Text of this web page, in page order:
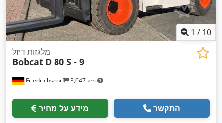
1 / 10
Friedrichsdorf 3,047 km
מלגזות דיזל
Bobcat D 80 S - 9
מידע על מחיר התקשר